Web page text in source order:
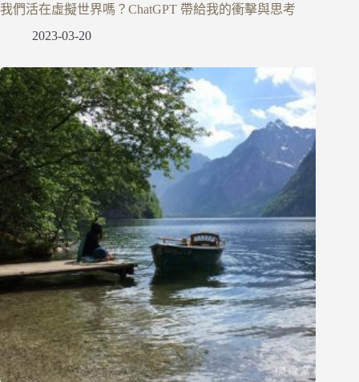
我們活在虛擬世界嗎？ChatGPT 帶給我的衝擊與思考
2023-03-20